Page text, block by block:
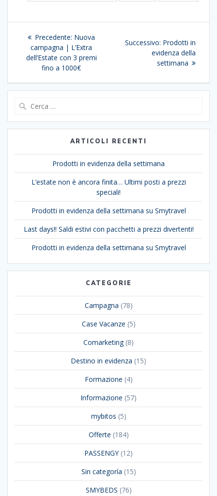
Navigazione
articoli
Precedente: Articolo
precedente:
Nuova
campagna | L’Extra
dell’Estate con 3 premi
fino a 1000€
Successivo: Articolo
successivo:
Prodotti in
evidenza della
settimana
ARTICOLI RECENTI
Prodotti in evidenza della settimana
L’estate non è ancora finita… Ultimi posti a prezzi
speciali!
Prodotti in evidenza della settimana su Smytravel
Last days!! Saldi estivi con pacchetti a prezzi divertenti!
Prodotti in evidenza della settimana su Smytravel
CATEGORIE
Campagna (78)
Case Vacanze (5)
Comarketing(8)
Destino in evidenza (15)
Formazione (4)
Informazione (57)
mybitos (5)
Offerte (184)
PASSENGY(12)
Sin categoría (15)
SMYBEDS (76)